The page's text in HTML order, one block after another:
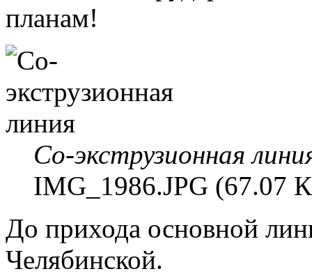
планам!
Со-экструзионная
IMG_1986.JPG (67.07
До прихода основной
Челябинской.